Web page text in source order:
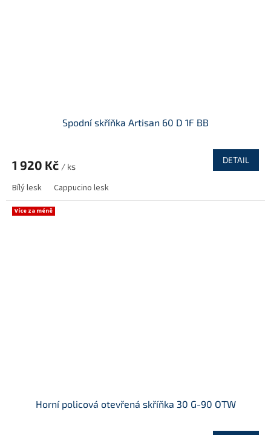
Spodní skříňka Artisan 60 D 1F BB
1 920 Kč / ks
DETAIL
Bílý lesk Cappucino lesk
Více za méně
Horní policová otevřená skříňka 30 G-90 OTW